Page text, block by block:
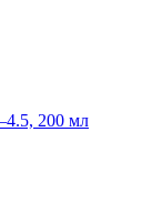
200 мл